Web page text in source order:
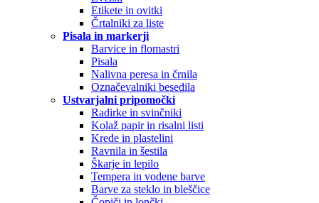
Etikete in ovitki
Črtalniki za liste
Pisala in markerji
Barvice in flomastri
Pisala
Nalivna peresa in črnila
Označevalniki besedila
Ustvarjalni pripomočki
Radirke in svinčniki
Kolaž papir in risalni listi
Krede in plastelini
Ravnila in šestila
Škarje in lepilo
Tempera in vodene barve
Barve za steklo in bleščice